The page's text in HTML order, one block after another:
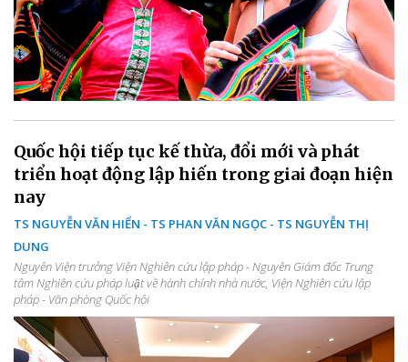
Quốc hội tiếp tục kế thừa, đổi mới và phát
triển hoạt động lập hiến trong giai đoạn hiện
nay
TS NGUYỄN VĂN HIỂN - TS PHAN VĂN NGỌC - TS NGUYỄN THỊ
DUNG
Nguyên Viện trưởng Viện Nghiên cứu lập pháp - Nguyên Giám đốc Trung
tâm Nghiên cứu pháp luật về hành chính nhà nước, Viện Nghiên cứu lập
pháp - Văn phòng Quốc hội